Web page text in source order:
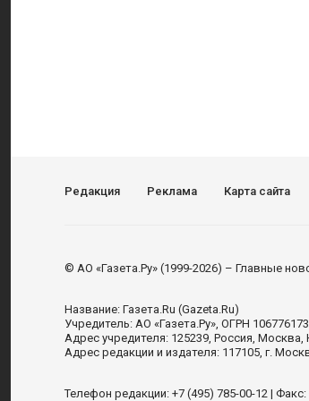
Редакция Реклама Карта сайта
© АО «Газета.Ру» (1999-2026) – Главные
Название: Газета.Ru (Gazeta.Ru)
Учредитель: АО «Газета.Ру», ОГРН
Адрес учредителя: 125239, Россия, Москва,
Адрес редакции и издателя: 117105, г.
Телефон редакции: +7 (495) 785-00-12 | Факс: